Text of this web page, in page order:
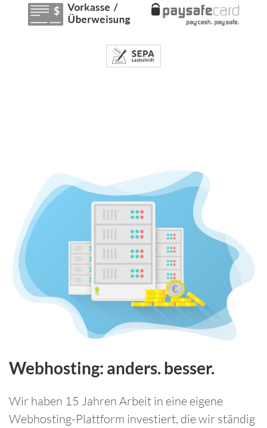
Webhosting: anders. besser.
Wir haben 15 Jahren Arbeit in eine eigene
Webhosting-Plattform investiert, die wir ständig